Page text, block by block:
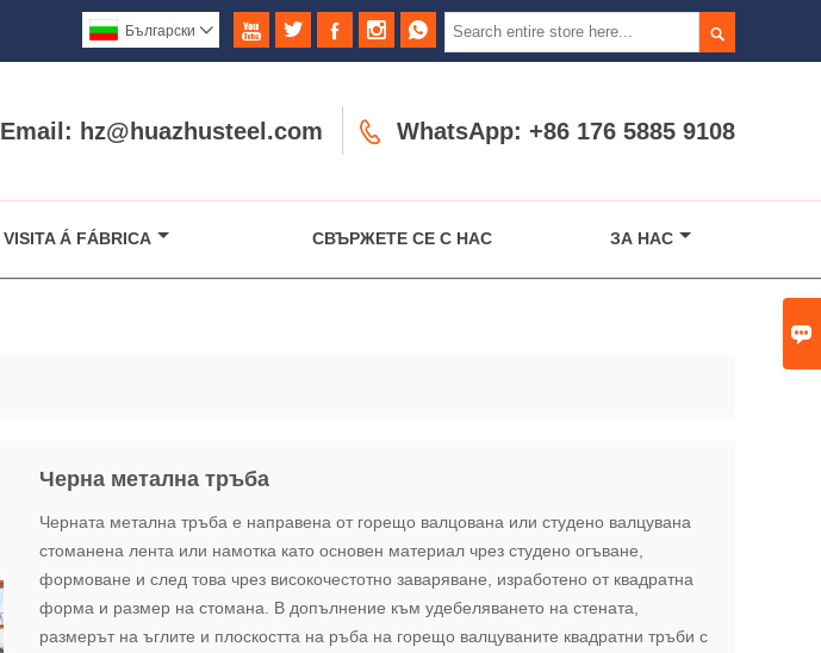


    
Български 
Email: hz@huazhusteel.com  WhatsApp: +86 176 5885 9108
VISITA Á FÁBRICA СВЪРЖЕТЕ СЕ С НАС ЗА НАС
Черна метална тръба
Черната метална тръба е направена от горещо валцована или студено валцувана
стоманена лента или намотка като основен материал чрез студено огъване,
формоване и след това чрез високочестотно заваряване, изработено от квадратна
форма и размер на стомана. В допълнение към удебеляването на стената,
размерът на ъглите и плоскостта на ръба на горещо валцуваните квадратни тръби с